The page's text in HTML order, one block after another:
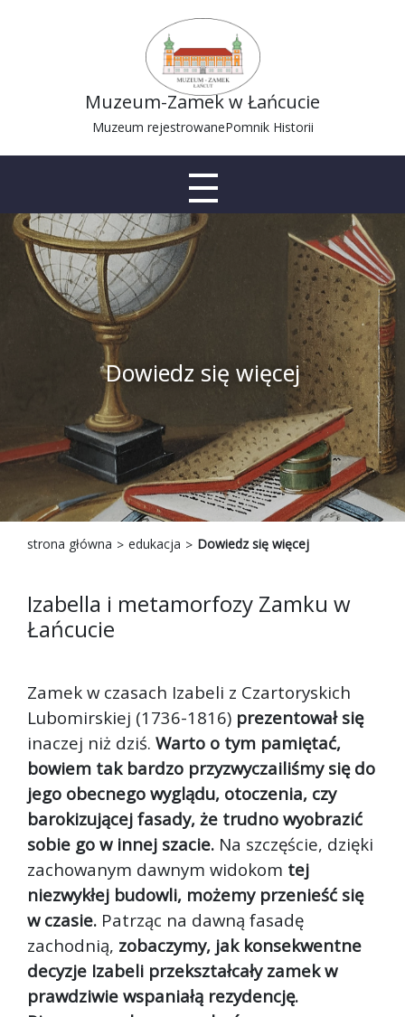
Muzeum-Zamek w Łańcucie
Muzeum rejestrowanePomnik Historii
Dowiedz się więcej
strona główna edukacja Dowiedz się więcej
Izabella i metamorfozy Zamku w
Łańcucie
Zamek w czasach Izabeli z Czartoryskich
Lubomirskiej (1736-1816) prezentował się
inaczej niż dziś. Warto o tym pamiętać,
bowiem tak bardzo przyzwyczailiśmy się do
jego obecnego wyglądu, otoczenia, czy
barokizującej fasady, że trudno wyobrazić
sobie go w innej szacie. Na szczęście, dzięki
zachowanym dawnym widokom tej
niezwykłej budowli, możemy przenieść się
w czasie. Patrząc na dawną fasadę
zachodnią, zobaczymy, jak konsekwentne
decyzje Izabeli przekształcały zamek w
prawdziwie wspaniałą rezydencję.